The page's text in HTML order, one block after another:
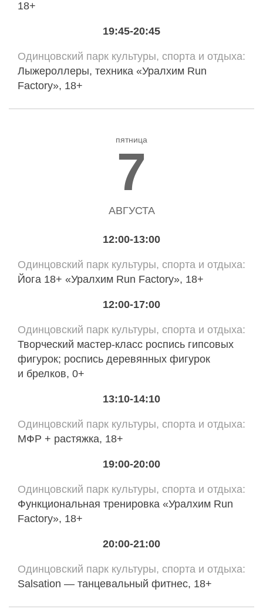
18+
19:45-20:45
Одинцовский парк культуры, спорта и отдыха
Лыжероллеры, техника «Уралхим Run
Factory», 18+
пятница
7
АВГУСТА
12:00-13:00
Одинцовский парк культуры, спорта и отдыха
Йога 18+ «Уралхим Run Factory», 18+
12:00-17:00
Одинцовский парк культуры, спорта и отдыха
Творческий мастер-класс роспись гипсовых
фигурок; роспись деревянных фигурок
и брелков, 0+
13:10-14:10
Одинцовский парк культуры, спорта и отдыха
МФР + растяжка, 18+
19:00-20:00
Одинцовский парк культуры, спорта и отдыха
Функциональная тренировка «Уралхим Run
Factory», 18+
20:00-21:00
Одинцовский парк культуры, спорта и отдыха
Salsation — танцевальный фитнес, 18+